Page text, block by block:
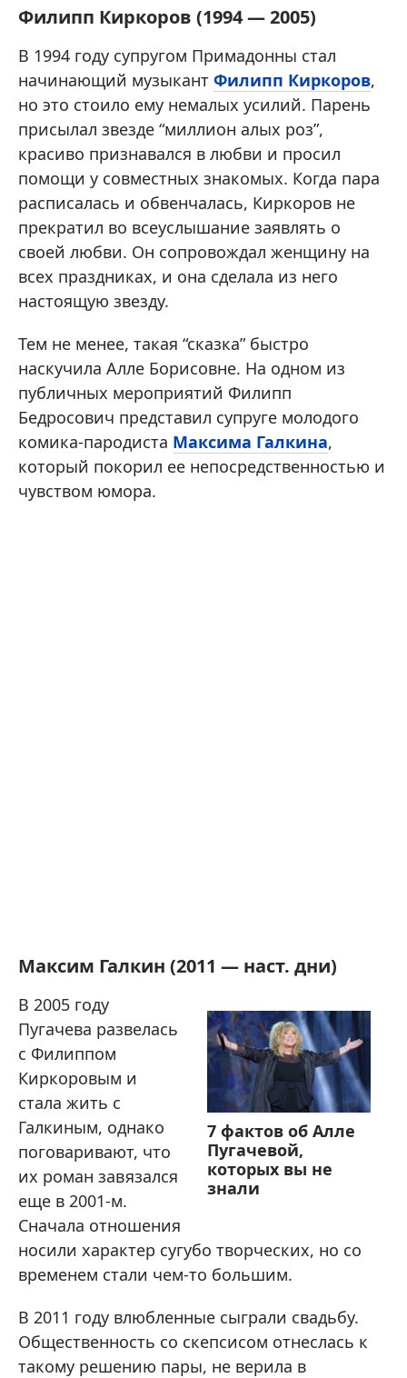
Филипп Киркоров (1994 — 2005)
В 1994 году супругом Примадонны стал
начинающий музыкант Филипп Киркоров,
но это стоило ему немалых усилий. Парень
присылал звезде “миллион алых роз”,
красиво признавался в любви и просил
помощи у совместных знакомых. Когда пара
расписалась и обвенчалась, Киркоров не
прекратил во всеуслышание заявлять о
своей любви. Он сопровождал женщину на
всех праздниках, и она сделала из него
настоящую звезду.
Тем не менее, такая “сказка” быстро
наскучила Алле Борисовне. На одном из
публичных мероприятий Филипп
Бедросович представил супруге молодого
комика-пародиста Максима Галкина,
который покорил ее непосредственностью и
чувством юмора.
Максим Галкин (2011 — наст. дни)
7 фактов об Алле
Пугачевой,
которых вы не
знали
В 2005 году
Пугачева развелась
с Филиппом
Киркоровым и
стала жить с
Галкиным, однако
поговаривают, что
их роман завязался
еще в 2001-м.
Сначала отношения
носили характер сугубо творческих, но со
временем стали чем-то большим.
В 2011 году влюбленные сыграли свадьбу.
Общественность со скепсисом отнеслась к
такому решению пары, не верила в